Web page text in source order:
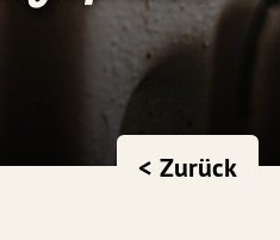
< Zurück